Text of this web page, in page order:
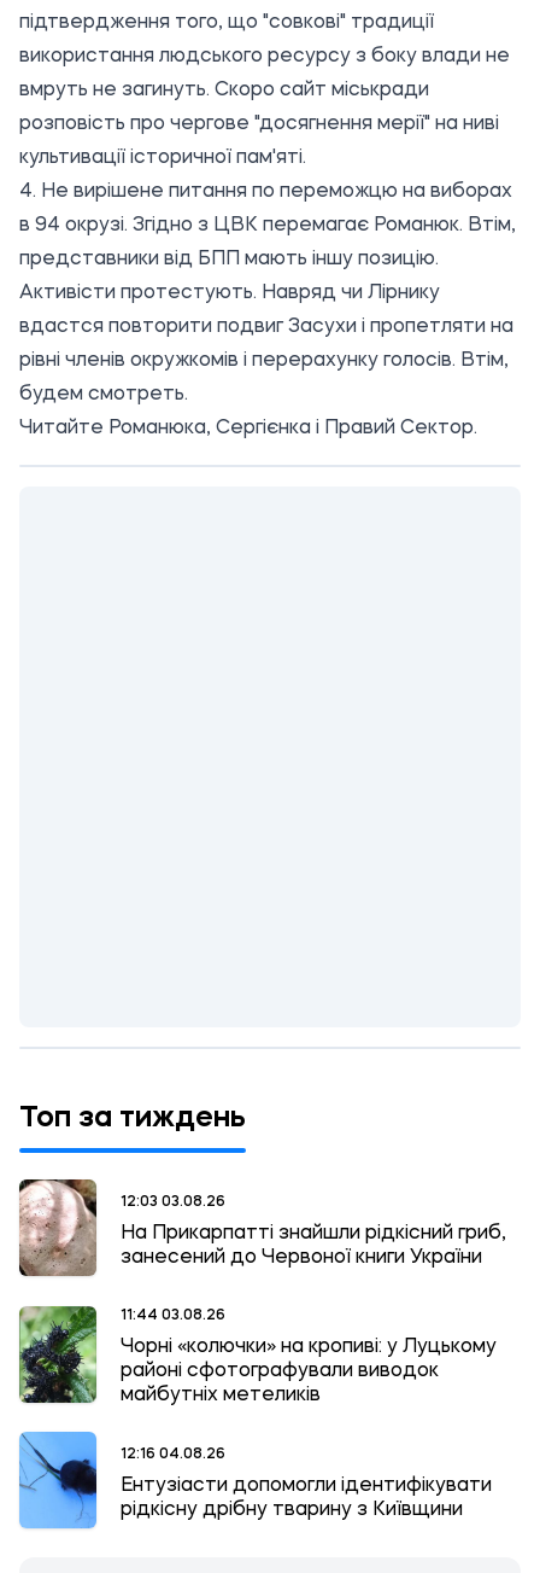
підтвердження того, що "совкові" традиції
використання людського ресурсу з боку влади не
вмруть не загинуть. Скоро сайт міськради
розповість про чергове "досягнення мерії" на ниві
культивації історичної пам'яті.
4. Не вирішене питання по переможцю на виборах
в 94 окрузі. Згідно з ЦВК перемагає Романюк. Втім,
представники від БПП мають іншу позицію.
Активісти протестують. Навряд чи Лірнику
вдастся повторити подвиг Засухи і пропетляти на
рівні членів окружкомів і перерахунку голосів. Втім,
будем смотреть.
Читайте Романюка, Сергієнка і Правий Сектор.
Топ за тиждень
12:03 03.08.26
На Прикарпатті знайшли рідкісний гриб,
занесений до Червоної книги України
11:44 03.08.26
Чорні «колючки» на кропиві: у Луцькому
районі сфотографували виводок
майбутніх метеликів
12:16 04.08.26
Ентузіасти допомогли ідентифікувати
рідкісну дрібну тварину з Київщини